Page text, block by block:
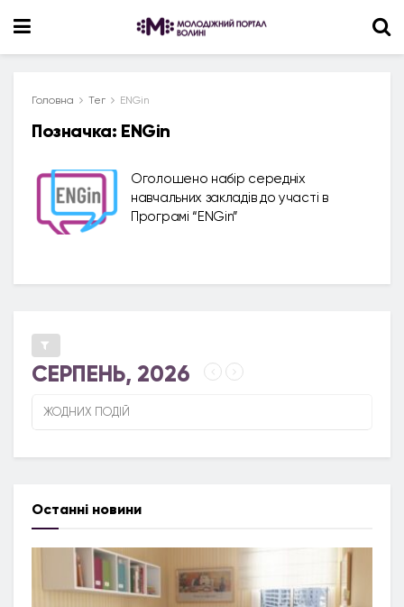
Головна Тег ENGin
Позначка: ENGin
Оголошено набір середніх
навчальних закладів до участі в
Програмі “ENGin”
СЕРПЕНЬ, 2026
ЖОДНИХ ПОДІЙ
Останні новини